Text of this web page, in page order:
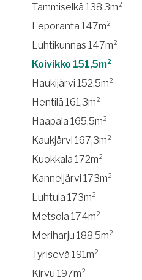
Tammiselkä 138,3m²
Leporanta 147m²
Luhtikunnas 147m²
Koivikko 151,5m²
Haukijärvi 152,5m²
Hentilä 161,3m²
Haapala 165,5m²
Kaukjärvi 167,3m²
Kuokkala 172m²
Kanneljärvi 173m²
Luhtula 173m²
Metsola 174m²
Meriharju 188.5m²
Tyrisevä 191m²
Kirvu 197m²